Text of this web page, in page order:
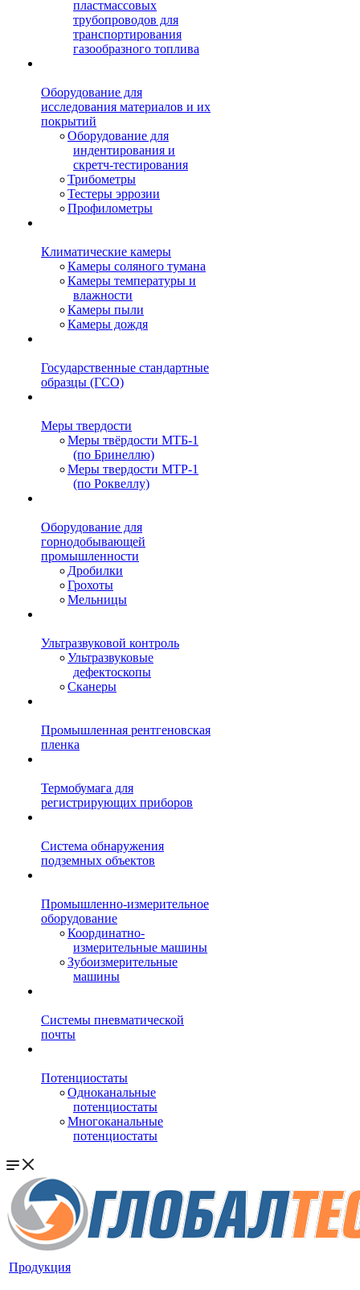
пластмассовых
трубопроводов для
транспортирования
газообразного топлива
Оборудование для
исследования материалов и их
покрытий
Оборудование для
индентирования и
скретч-тестирования
Трибометры
Тестеры эррозии
Профилометры
Климатические камеры
Камеры соляного тумана
Камеры температуры и
влажности
Камеры пыли
Камеры дождя
Государственные стандартные
образцы (ГСО)
Меры твердости
Меры твёрдости МТБ-1
(по Бринеллю)
Меры твердости МТР-1
(по Роквеллу)
Оборудование для
горнодобывающей
промышленности
Дробилки
Грохоты
Мельницы
Ультразвуковой контроль
Ультразвуковые
дефектоскопы
Сканеры
Промышленная рентгеновская
пленка
Термобумага для
регистрирующих приборов
Система обнаружения
подземных объектов
Промышленно-измерительное
оборудование
Координатно-
измерительные машины
Зубоизмерительные
машины
Системы пневматической
почты
Потенциостаты
Одноканальные
потенциостаты
Многоканальные
потенциостаты
Продукция